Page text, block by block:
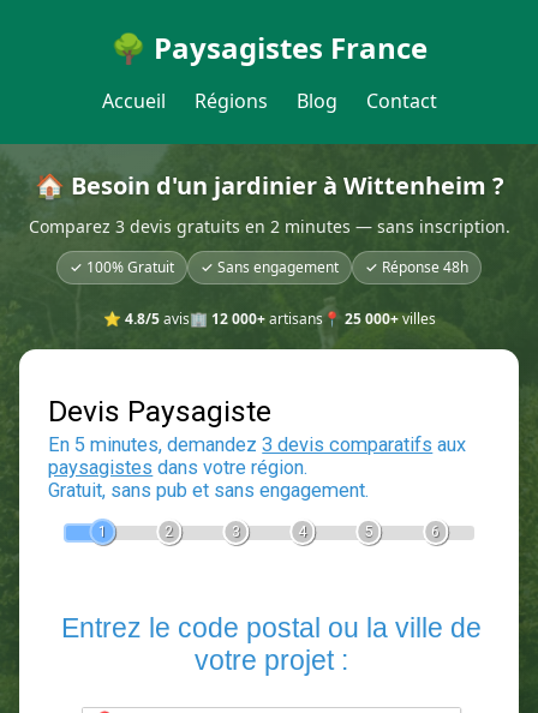
🌳 Paysagistes France
Accueil Régions Blog Contact
🏠 Besoin d'un jardinier à Wittenheim ?
Comparez 3 devis gratuits en 2 minutes — sans inscription.
✓ 100% Gratuit ✓ Sans engagement ✓ Réponse 48h
⭐ 4.8/5avis🏢 12 000+artisans📍 25 000+villes
Devis Paysagiste
En 5 minutes, demandez3 devis comparatifs